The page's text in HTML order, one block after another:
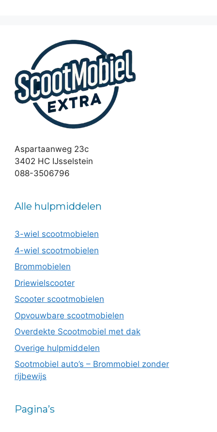
Aspartaanweg 23c
3402 HC IJsselstein
088-3506796
Alle hulpmiddelen
3-wiel scootmobielen
4-wiel scootmobielen
Brommobielen
Driewielscooter
Scooter scootmobielen
Opvouwbare scootmobielen
Overdekte Scootmobiel met dak
Overige hulpmiddelen
Sootmobiel auto’s – Brommobiel zonder
rijbewijs
Pagina’s